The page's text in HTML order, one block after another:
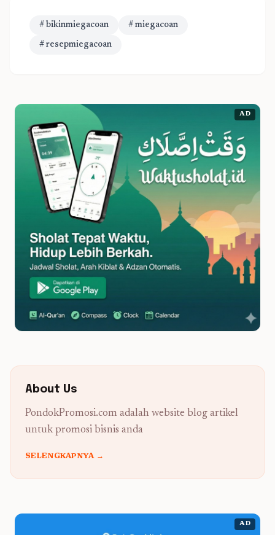
# bikinmiegacoan # miegacoan
# resepmiegacoan
AD
About Us
PondokPromosi.com adalah website blog artikel
untuk promosi bisnis anda
SELENGKAPNYA →
AD